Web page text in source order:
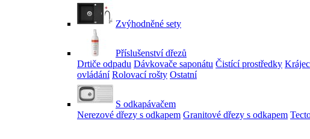
Zvýhodněné sety
Příslušenství dřezů
Drtiče odpadu Dávkovače saponátu Čistící prostředky
ovládání Rolovací rošty Ostatní
S odkapávačem
Nerezové dřezy s odkapem Granitové dřezy s odkapem